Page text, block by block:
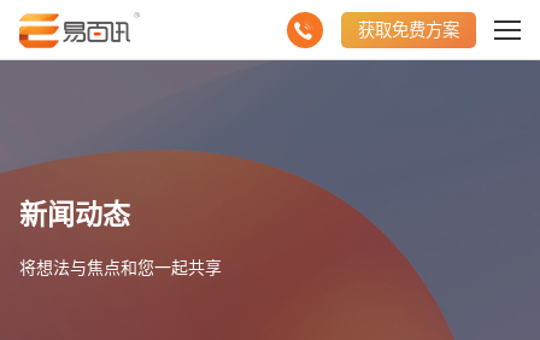
获取免费方案
新闻动态
将想法与焦点和您一起共享